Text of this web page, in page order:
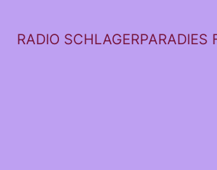
RADIO SCHLAGERPARADIES